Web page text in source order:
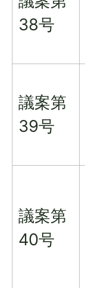
38号
議案第
39号
議案第
40号